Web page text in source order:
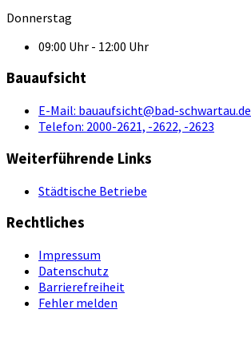
Donnerstag
09:00 Uhr - 12:00 Uhr
Bauaufsicht
E-Mail: bauaufsicht@bad-schwartau.de
Telefon: 2000-2621, -2622, -2623
Weiterführende Links
Städtische Betriebe
Rechtliches
Impressum
Datenschutz
Barrierefreiheit
Fehler melden